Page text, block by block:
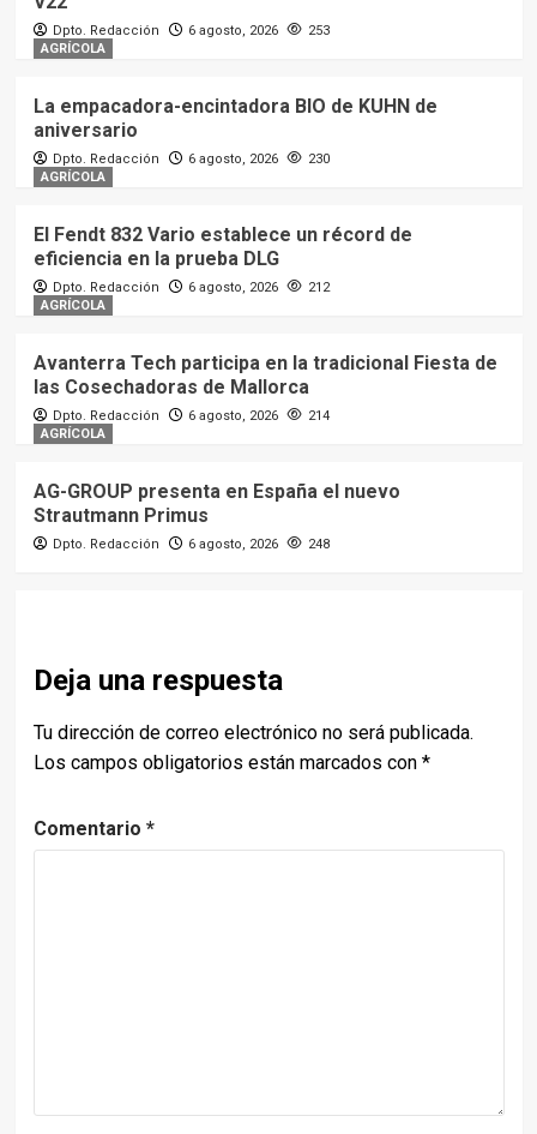
Dpto. Redacción 6 agosto, 2026
253
AGRÍCOLA
La empacadora-encintadora BIO de KUHN de
aniversario
Dpto. Redacción 6 agosto, 2026
230
AGRÍCOLA
El Fendt 832 Vario establece un récord de
eficiencia en la prueba DLG
Dpto. Redacción 6 agosto, 2026
212
AGRÍCOLA
Avanterra Tech participa en la tradicional Fiesta de
las Cosechadoras de Mallorca
Dpto. Redacción 6 agosto, 2026
214
AGRÍCOLA
AG-GROUP presenta en España el nuevo
Strautmann Primus
Dpto. Redacción 6 agosto, 2026 248
Deja una respuesta
Tu dirección de correo electrónico no será publicada.
Los campos obligatorios están marcados con *
Comentario *